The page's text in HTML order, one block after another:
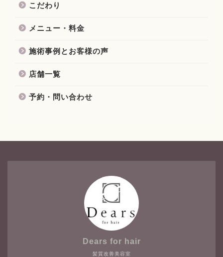
こだわり
メニュー・料金
施術事例とお客様の声
店舗一覧
予約・問い合わせ
髪質改善美容室
Dears for hair